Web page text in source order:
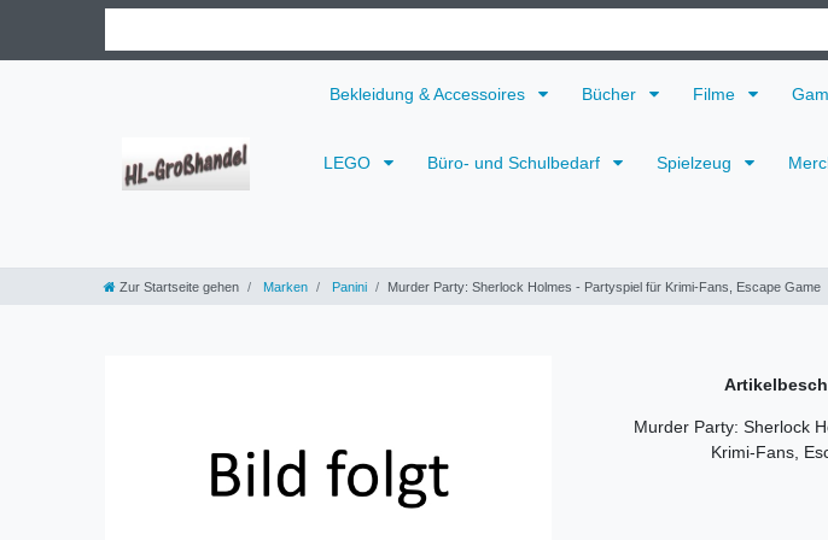
Bekleidung & Accessoires Bücher Filme
LEGO Büro- und Schulbedarf Spielzeug
Zur Startseite gehen Marken Panini Murder Party: Sherlock Holmes - Partyspiel für Krimi-Fans, Escape Game
Murder Party: Sherlock
Krimi-Fans,